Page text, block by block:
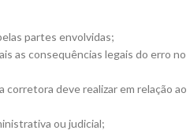
partes envolvidas;
as consequências legais do erro no
corretora deve realizar em relação ao
ou judicial;